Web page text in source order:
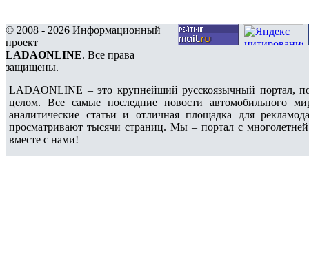
© 2008 - 2026 Информационный
проект
LADAONLINE. Все права
защищены.
LADAONLINE – это крупнейший русскоязычный портал,
целом. Все самые последние новости автомобильного
аналитические статьи и отличная площадка для
просматривают тысячи страниц. Мы – портал с
вместе с нами!